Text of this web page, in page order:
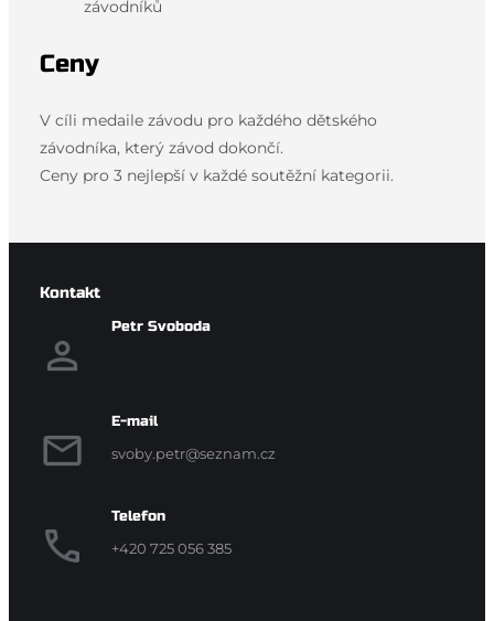
závodníků
Ceny
V cíli medaile závodu pro každého dětského
závodníka, který závod dokončí.
Ceny pro 3 nejlepší v každé soutěžní kategorii.
Kontakt
Petr Svoboda
E-mail
svoby.petr@seznam.cz
Telefon
+420 725 056 385